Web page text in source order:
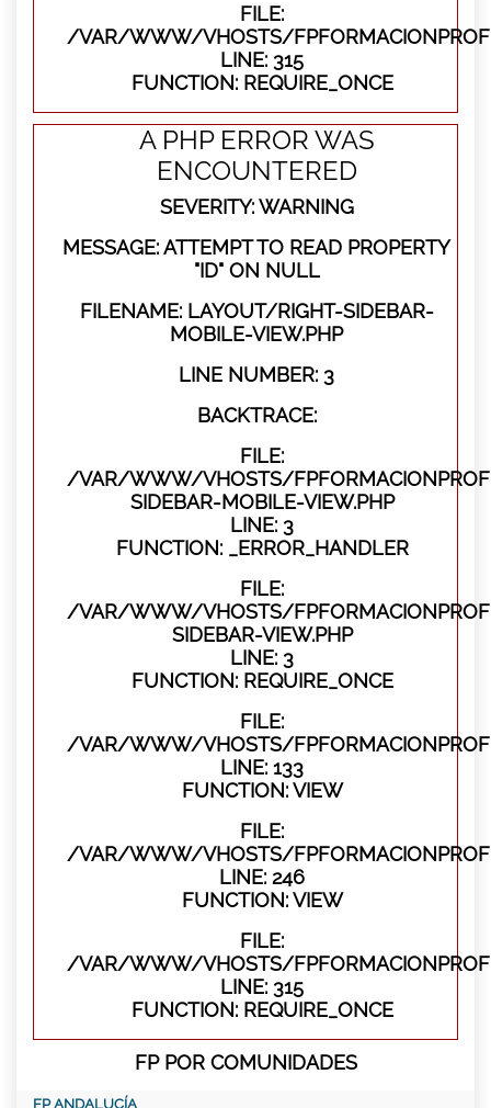
FILE:
/VAR/WWW/VHOSTS/
LINE: 315
FUNCTION: REQUIRE_ONCE
A PHP ERROR WAS
ENCOUNTERED
SEVERITY: WARNING
MESSAGE: ATTEMPT TO READ PROPERTY
"ID" ON NULL
FILENAME: LAYOUT/RIGHT-SIDEBAR-
MOBILE-VIEW.PHP
LINE NUMBER: 3
BACKTRACE:
FILE:
/VAR/WWW/VHOSTS/
SIDEBAR-MOBILE-VIEW.PHP
LINE: 3
FUNCTION: _ERROR_HANDLER
FILE:
/VAR/WWW/VHOSTS/
SIDEBAR-VIEW.PHP
LINE: 3
FUNCTION: REQUIRE_ONCE
FILE:
/VAR/WWW/VHOSTS/
LINE: 133
FUNCTION: VIEW
FILE:
/VAR/WWW/VHOSTS/
LINE: 246
FUNCTION: VIEW
FILE:
/VAR/WWW/VHOSTS/
LINE: 315
FUNCTION: REQUIRE_ONCE
FP POR COMUNIDADES
FP ANDALUCÍA